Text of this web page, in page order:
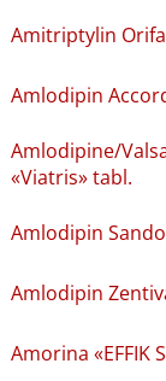
Amitriptylin
Amlodipin
Amlodipine​/​
«Viatris» tabl.
Amlodipin
Amlodipin
Amorina «EFFIK